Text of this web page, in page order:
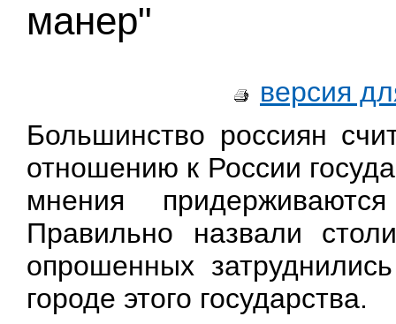
манер"
версия
Большинство россиян
отношению к России
мнения
Правильно назвали
опрошенных
городе этого государства.